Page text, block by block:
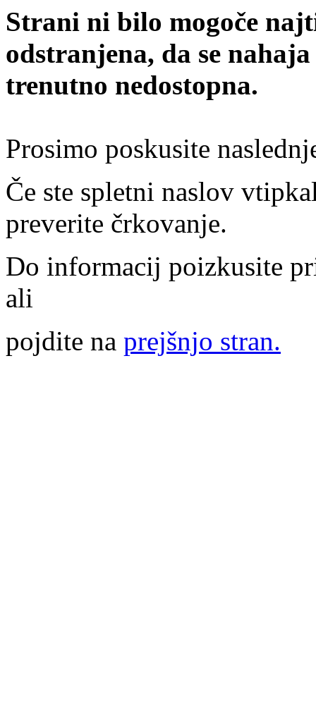
Strani ni bilo mogoče
odstranjena, da se
trenutno nedostopna.
Prosimo poskusite
Če ste spletni naslov
preverite črkovanje.
Do informacij poizkusite
ali
pojdite na prejšnjo stran.